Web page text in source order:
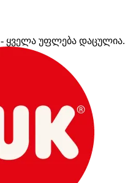
- ყველა უფლება დაცულია.